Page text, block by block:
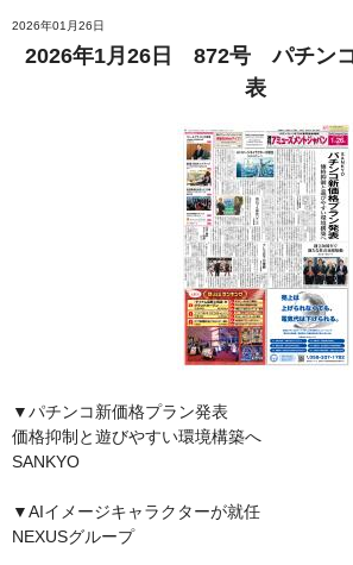
2026年01月26日
2026年1月26日 872号 パチン
表
▼パチンコ新価格プラン発表
価格抑制と遊びやすい環境構築へ
SANKYO
▼AIイメージキャラクターが就任
NEXUSグループ